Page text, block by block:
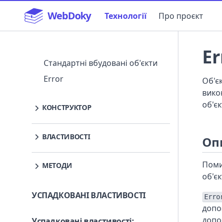
WebDoky Технології Про проєкт
Навігація
Стандартні вбудовані об'єкти
Error
КОНСТРУКТОР
Error() constructor
ВЛАСТИВОСТІ
Error: cause
Error: columnNumber
Error: lineNumber
МЕТОДИ
Error.isError()
УСПАДКОВАНІ ВЛАСТИВОСТІ